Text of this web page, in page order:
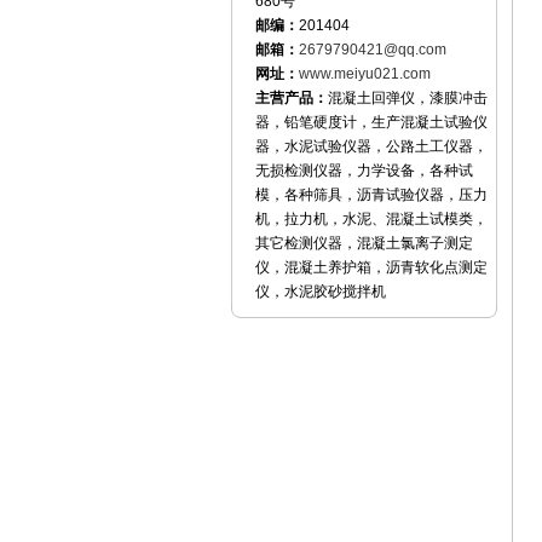
邮编： 201404
邮箱： 2679790421@qq.com
网址： www.meiyu021.com
主营产品： 混凝土回弹仪，漆膜冲击
器，铅笔硬度计，生产混凝土试验仪
器，水泥试验仪器，公路土工仪器，
无损检测仪器，力学设备，各种试
模，各种筛具，沥青试验仪器，压力
机，拉力机，水泥、混凝土试模类，
其它检测仪器，混凝土氯离子测定
仪，混凝土养护箱，沥青软化点测定
仪，水泥胶砂搅拌机